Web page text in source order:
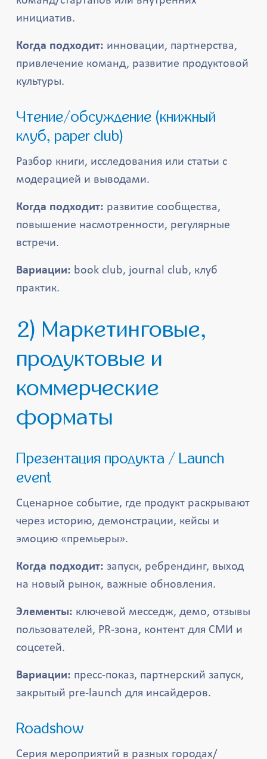
инициатив.
Когда подходит: инновации, партнерства,
привлечение команд, развитие продуктовой
культуры.
Чтение/обсуждение (книжный
клуб, paper club)
Разбор книги, исследования или статьи с
модерацией и выводами.
Когда подходит: развитие сообщества,
повышение насмотренности, регулярные
встречи.
Вариации: book club, journal club, клуб
практик.
2) Маркетинговые,
продуктовые и
коммерческие
форматы
Презентация продукта / Launch
event
Сценарное событие, где продукт раскрывают
через историю, демонстрации, кейсы и
эмоцию «премьеры».
Когда подходит: запуск, ребрендинг, выход
на новый рынок, важные обновления.
Элементы: ключевой месседж, демо, отзывы
пользователей, PR-зона, контент для СМИ и
соцсетей.
Вариации: пресс-показ, партнерский запуск,
закрытый pre-launch для инсайдеров.
Roadshow
Серия мероприятий в разных городах/